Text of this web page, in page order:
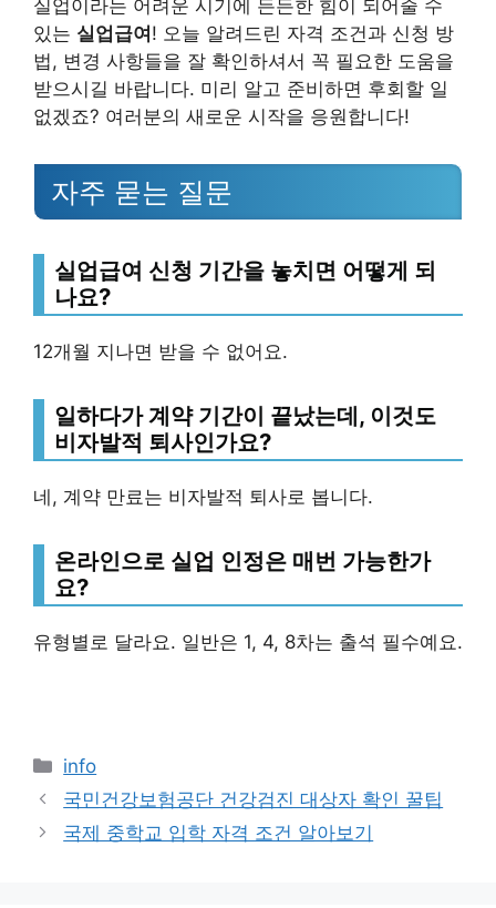
실업이라는 어려운 시기에 든든한 힘이 되어줄 수
있는 실업급여! 오늘 알려드린 자격 조건과 신청 방
법, 변경 사항들을 잘 확인하셔서 꼭 필요한 도움을
받으시길 바랍니다. 미리 알고 준비하면 후회할 일
없겠죠? 여러분의 새로운 시작을 응원합니다!
자주 묻는 질문
실업급여 신청 기간을 놓치면 어떻게 되
나요?
12개월 지나면 받을 수 없어요.
일하다가 계약 기간이 끝났는데, 이것도
비자발적 퇴사인가요?
네, 계약 만료는 비자발적 퇴사로 봅니다.
온라인으로 실업 인정은 매번 가능한가
요?
유형별로 달라요. 일반은 1, 4, 8차는 출석 필수예요.
Categories
info
국민건강보험공단 건강검진 대상자 확인 꿀팁
국제 중학교 입학 자격 조건 알아보기